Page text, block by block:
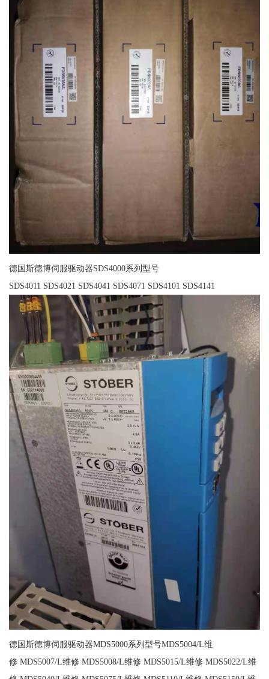
德国斯德博伺服驱动器SDS4000系列型号
SDS4011 SDS4021 SDS4041 SDS4071 SDS4101 SDS4141
德国斯德博伺服驱动器MDS5000系列型号MDS5004/L维
修 MDS5007/L维修 MDS5008/L维修 MDS5015/L维修 MDS5022/L维